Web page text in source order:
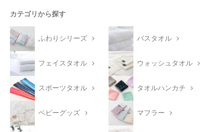
カテゴリから探す
ふわりシリーズ バスタオル
フェイスタオル ウォッシュタオル
スポーツタオル タオルハンカチ
ベビーグッズ マフラー